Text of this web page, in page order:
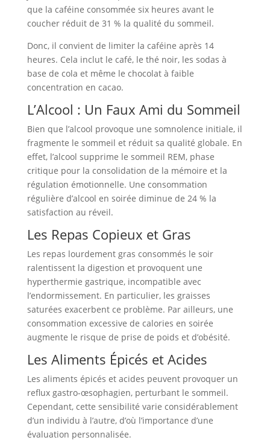
que la caféine consommée six heures avant le
coucher réduit de 31 % la qualité du sommeil.
Donc, il convient de limiter la caféine après 14
heures. Cela inclut le café, le thé noir, les sodas à
base de cola et même le chocolat à faible
concentration en cacao.
L’Alcool : Un Faux Ami du Sommeil
Bien que l’alcool provoque une somnolence initiale, il
fragmente le sommeil et réduit sa qualité globale. En
effet, l’alcool supprime le sommeil REM, phase
critique pour la consolidation de la mémoire et la
régulation émotionnelle. Une consommation
régulière d’alcool en soirée diminue de 24 % la
satisfaction au réveil.
Les Repas Copieux et Gras
Les repas lourdement gras consommés le soir
ralentissent la digestion et provoquent une
hyperthermie gastrique, incompatible avec
l’endormissement. En particulier, les graisses
saturées exacerbent ce problème. Par ailleurs, une
consommation excessive de calories en soirée
augmente le risque de prise de poids et d’obésité.
Les Aliments Épicés et Acides
Les aliments épicés et acides peuvent provoquer un
reflux gastro-œsophagien, perturbant le sommeil.
Cependant, cette sensibilité varie considérablement
d’un individu à l’autre, d’où l’importance d’une
évaluation personnalisée.